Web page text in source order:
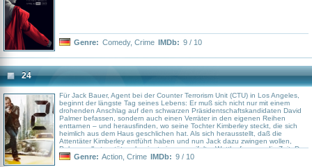
Genre: Comedy, Crime IMDb: 9 / 10
24
Für Jack Bauer, Agent bei der Counter Terrorism Unit (CTU) in Los Angeles,
beginnt der längste Tag seines Lebens: Er muß sich nicht nur mit einem
drohenden Anschlag auf den schwarzen Präsidentschaftskandidaten David
Palmer befassen, sondern auch einen Verräter in den eigenen Reihen
enttarnen – und herausfinden, wo seine Tochter Kimberley steckt, die sich
heimlich aus dem Haus geschlichen hat. Als sich herausstellt, daß die
Attentäter Kimberley entführt haben und nun Jack dazu zwingen wollen,
Palmer selbst zu töten, beginnt ein verzweifelter Wettlauf gegen die Zeit. Das
Besondere an der Serie: „24“ spielt in Echtzeit, jede Season umfaßt einen
Genre: Action Crime IMDb: 9 / 10